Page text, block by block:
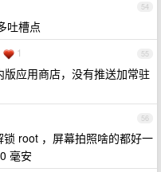
54
吐槽点
55
1
应用商店，没有推送加常驻
56
root ，屏幕拍照啥的都好一
毫安